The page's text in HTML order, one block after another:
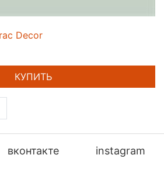
Decor
КУПИТЬ
вконтакте instagram